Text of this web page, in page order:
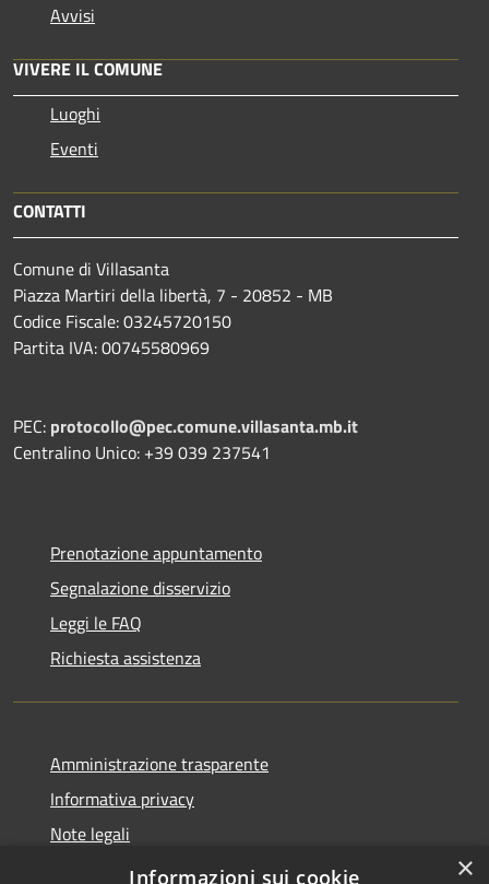
Avvisi
VIVERE IL COMUNE
Luoghi
Eventi
CONTATTI
Comune di Villasanta
Piazza Martiri della libertà, 7 - 20852 - MB
Codice Fiscale: 03245720150
Partita IVA: 00745580969
PEC: protocollo@pec.comune.villasanta.mb.it
Centralino Unico: +39 039 237541
Prenotazione appuntamento
Segnalazione disservizio
Leggi le FAQ
Richiesta assistenza
Amministrazione trasparente
Informativa privacy
Note legali
Dichiarazione di accessibilità
×
Informazioni sui cookie